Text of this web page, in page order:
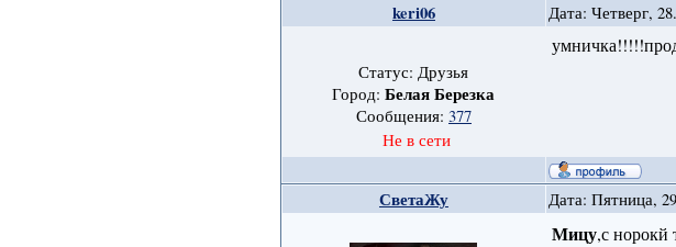
keri06 Дата: Четверг,
Статус: Друзья
Город:Белая Березка
Сообщения: 377
Не в сети
СветаЖу Дата: Пятница,
Мицу,с норокй